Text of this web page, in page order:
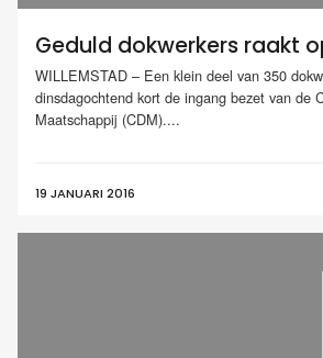
Geduld dokwerkers raakt
WILLEMSTAD – Een klein deel van 350
dinsdagochtend kort de ingang bezet van de
Maatschappij (CDM)....
19 JANUARI 2016